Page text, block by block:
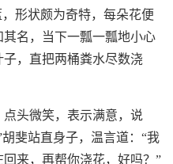
形状颇为奇特，每朵花便
名，当下一瓢一瓢地小心
，直把两桶粪水尽数浇
头微笑，表示满意，说
斐站直身子，温言道：“我
来，再帮你浇花，好吗？”